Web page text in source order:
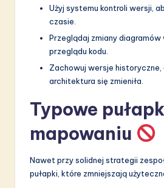
Użyj systemu kontroli wersji,
czasie.
Przeglądaj zmiany diagramów
przeglądu kodu.
Zachowuj wersje historyczne,
architektura się zmieniła.
Typowe
mapowaniu
Nawet przy solidnej strategii
pułapki, które zmniejszają